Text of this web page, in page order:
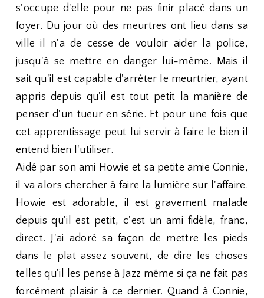
s'occupe d'elle pour ne pas finir placé dans un
foyer. Du jour où des meurtres ont lieu dans sa
ville il n'a de cesse de vouloir aider la police,
jusqu'à se mettre en danger lui-même. Mais il
sait qu'il est capable d'arrêter le meurtrier, ayant
appris depuis qu'il est tout petit la manière de
penser d'un tueur en série. Et pour une fois que
cet apprentissage peut lui servir à faire le bien il
entend bien l'utiliser.
Aidé par son ami Howie et sa petite amie Connie,
il va alors chercher à faire la lumière sur l'affaire.
Howie est adorable, il est gravement malade
depuis qu'il est petit, c'est un ami fidèle, franc,
direct. J'ai adoré sa façon de mettre les pieds
dans le plat assez souvent, de dire les choses
telles qu'il les pense à Jazz même si ça ne fait pas
forcément plaisir à ce dernier. Quand à Connie,